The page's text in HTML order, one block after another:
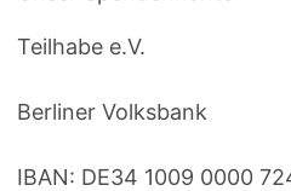
Teilhabe e.V.
Berliner Volksbank
IBAN: DE34 1009 0000